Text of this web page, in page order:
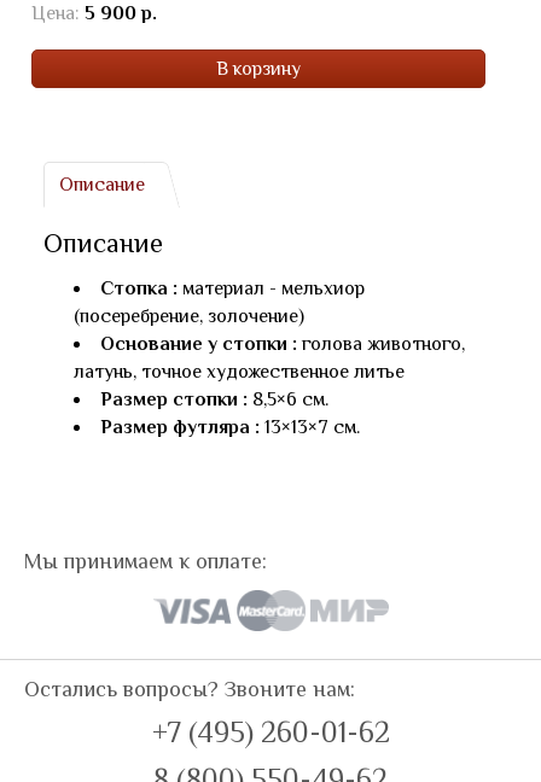
Описание
Описание
Стопка : материал - мельхиор
(посеребрение, золочение)
Основание у стопки :голова животного,
латунь, точное художественное литье
Размер стопки : 8,5×6 см.
Размер футляра : 13×13×7 см.
Цена: 5 900 р.
В корзину
Мы принимаем к оплате:
Остались вопросы? Звоните нам:
+7 (495) 260-01-62